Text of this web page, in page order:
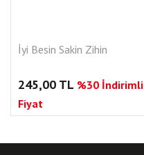
İyi Besin Sakin Zihin
245,00 TL %30 İndirimli
Fiyat